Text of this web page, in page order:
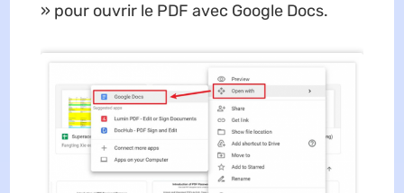
» pour ouvrir le PDF avec Google Docs.